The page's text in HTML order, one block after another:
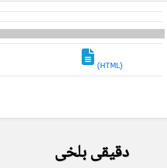
(HTML)
دقیقی بلخی